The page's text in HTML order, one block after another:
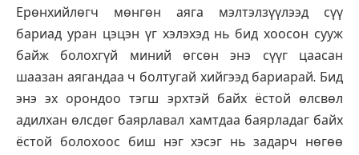
Ерөнхийлөгч мөнгөн аяга мэлтэлзүүлээд сүү
бариад уран цэцэн үг хэлэхэд нь бид хоосон сууж
байж болохгүй миний өгсөн энэ сүүг цаасан
шаазан аягандаа ч болтугай хийгээд бариарай. Бид
энэ эх орондоо тэгш эрхтэй байх ёстой өлсвөл
адилхан өлсдөг баярлавал хамтдаа баярладаг байх
ёстой болохоос биш нэг хэсэг нь задарч нөгөө